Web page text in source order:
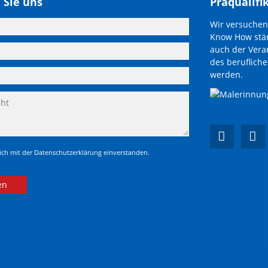
mit der Datenschutzerklärung einverstanden.
Wir
Know How
auch der
des
werden.